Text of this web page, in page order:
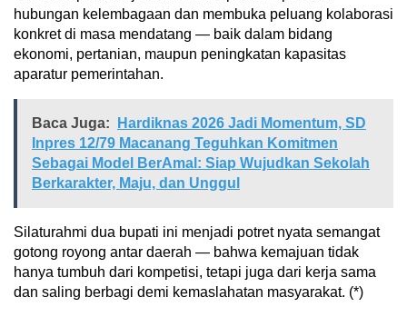
hubungan kelembagaan dan membuka peluang kolaborasi
konkret di masa mendatang — baik dalam bidang
ekonomi, pertanian, maupun peningkatan kapasitas
aparatur pemerintahan.
Baca Juga:
Hardiknas 2026 Jadi Momentum, SD
Inpres 12/79 Macanang Teguhkan Komitmen
Sebagai Model BerAmal: Siap Wujudkan Sekolah
Berkarakter, Maju, dan Unggul
Silaturahmi dua bupati ini menjadi potret nyata semangat
gotong royong antar daerah — bahwa kemajuan tidak
hanya tumbuh dari kompetisi, tetapi juga dari kerja sama
dan saling berbagi demi kemaslahatan masyarakat. (*)